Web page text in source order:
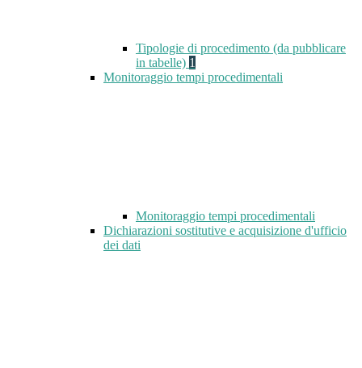
Tipologie di procedimento (da pubblicare
in tabelle) 1
Monitoraggio tempi procedimentali
Monitoraggio tempi procedimentali
Dichiarazioni sostitutive e acquisizione d'ufficio
dei dati